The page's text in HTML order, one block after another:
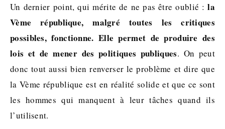
Un dernier point, qui mérite de ne pas être oublié :la
Vème république, malgré toutes les critiques
possibles, fonctionne. Elle permet de produire des
lois et de mener des politiques publiques. On peut
donc tout aussi bien renverser le problème et dire que
la Vème république est en réalité solide et que ce sont
les hommes qui manquent à leur tâches quand ils
l’utilisent.